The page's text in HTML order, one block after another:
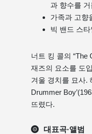
과 향수를
가족과 고향
빅 밴드 스
너트 킹 콜의 “The
재즈의 요소를 도
겨울 경치를 묘사.
Drummer
뜨렸다.
대표곡·앨범